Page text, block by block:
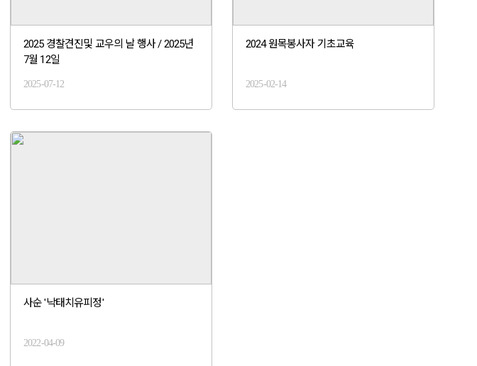
2025 경찰견진및 교우의 날 행사 / 2025년
7월 12일
2025-07-12
2024 원목봉사자 기초교육
2025-02-14
사순 '낙태치유피정'
2022-04-09